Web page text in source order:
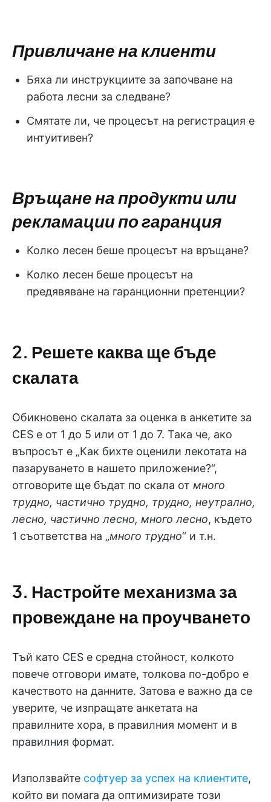
Привличане на клиенти
Бяха ли инструкциите за започване на
работа лесни за следване?
Смятате ли, че процесът на регистрация е
интуитивен?
Връщане на продукти или
рекламации по гаранция
Колко лесен беше процесът на връщане?
Колко лесен беше процесът на
предявяване на гаранционни претенции?
2. Решете каква ще бъде
скалата
Обикновено скалата за оценка в анкетите за
CES е от 1 до 5 или от 1 до 7. Така че, ако
въпросът е „Как бихте оценили лекотата на
пазаруването в нашето приложение?“,
отговорите ще бъдат по скала от много
трудно, частично трудно, трудно, неутрално,
лесно, частично лесно, много лесно, където
1 съответства на „много трудно“ и т.н.
3. Настройте механизма за
провеждане на проучването
Тъй като CES е средна стойност, колкото
повече отговори имате, толкова по-добро е
качеството на данните. Затова е важно да се
уверите, че изпращате анкетата на
правилните хора, в правилния момент и в
правилния формат.
Използвайте софтуер за успех на клиентите,
който ви помага да оптимизирате този